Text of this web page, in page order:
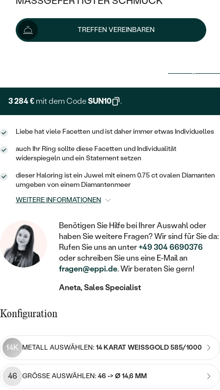
KLASSISCH
V-FORM
VINTAGE
AUSSERGEWÖHNLICHE
GEHÄMMERTE
VON HAND GRAVIERTE
MIT FÜLLUNG
IM SET
MIT MEHREREN DIAMANTEN
HALO
VINTAGE
AUSSERGEWÖHNLICH
GESTALTE EINEN RING
WÄHLE EINEN RING
LAB GROWN DIAMANTEN ZUM
EINFASSEN
FARBIGE DIAMANTEN ZUM EINFASSEN
MIT DIAMANT
MIT LAB GROWN DIAMANT
MIT MOISSANIT
AUSVERKAUF
WENN SCHMUCK HILFT
OHRRINGE
RINGE
ARMBÄNDER
SCHMUCKSET
SCHMUCK FÜR KINDER
BROSCHEN
SCHMUCKZUBEHÖR
NACH MATERIAL
GOLD
SILBER
PLATIN
PLATIN
OHRSTECKER
MINIMALISTISCHE
OHRHÄNGER
SOLITÄR
HERZ
KINDER
PIERCINGS
PERLENOHRRINGE
NACH PREIS
GOLD
SILBER
NACH STYL
SOLITÄR
PERSONALISIERT
MIT STERNZEICHEN
MEDAILLON
KETTEN
HERZKETTEN
MIT TIEREN
NACH EDELSTEIN
MIT DIAMANT
MIT EDELSTEIN
AUSVERKAUF
SILBER
NACH STYL
MEMOIRE
MINIMALISTISCHE
STATEMENT
SIEGELRINGE
PERSONALISIERT
MIT DIAMANT
MIT EDELSTEIN
PERLENRINGE
TREFFEN VEREINBAREN
3 649 €
3 284 € mit dem CodeSUN10 .
Liebe hat viele Facetten und ist daher immer etwas Individuelles
auch Ihr Ring sollte diese Facetten und Individualität
widerspiegeln und ein Statement setzen
dieser Haloring ist ein Juwel mit einem 0.75 ct ovalen Diamanten
umgeben von einem Diamantenmeer
WEITERE INFORMATIONEN
Benötigen Sie Hilfe bei Ihrer Auswahl oder
haben Sie weitere Fragen? Wir sind für Sie da:
Rufen Sie uns an unter+49 304 6690376
oder schreiben Sie uns eine E-Mail an
fragen@eppi.de. Wir beraten Sie gern!
Aneta, Sales Specialist
Konfiguration
14K METALL AUSWÄHLEN:14 KARAT WEISSGOLD 585/1000
46 GRÖSSE AUSWÄHLEN:46 -> Ø 14,6 MM